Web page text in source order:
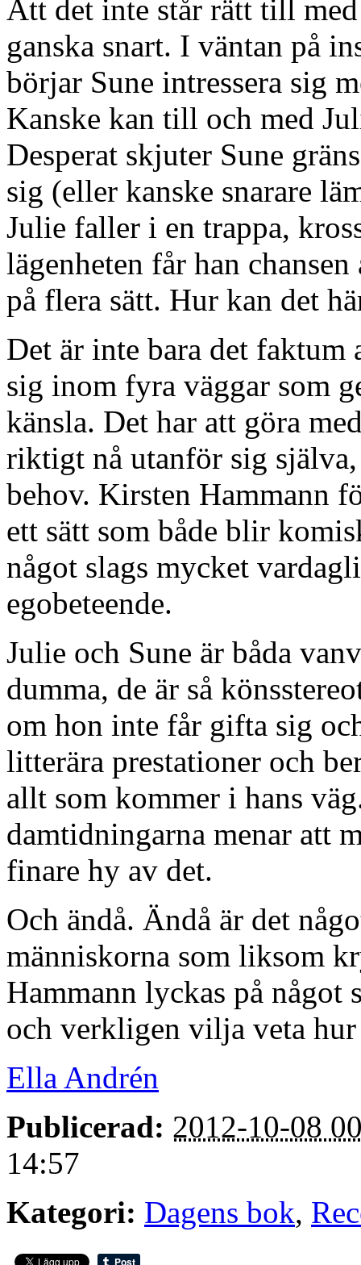
Att det inte står rätt till
ganska snart. I väntan på
börjar Sune intressera sig
Kanske kan till och med
Desperat skjuter Sune
sig (eller kanske snarare
Julie faller i en trappa,
lägenheten får han
på flera sätt. Hur kan det
Det är inte bara det faktum
sig inom fyra väggar som
känsla. Det har att göra
riktigt nå utanför sig själva,
behov. Kirsten Hammann
ett sätt som både blir
något slags mycket
egobeteende.
Julie och Sune är båda
dumma, de är så
om hon inte får gifta sig
litterära prestationer och
allt som kommer i hans
damtidningarna menar att
finare hy av det.
Och ändå. Ändå är det
människorna som liksom
Hammann lyckas på något
och verkligen vilja veta
Ella Andrén
Publicerad: 2012-10-08
14:57
Kategori: Dagens bok,